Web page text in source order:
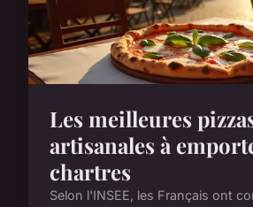
Les meilleures
artisanales à
chartres
Selon l'INSEE, les Français ont